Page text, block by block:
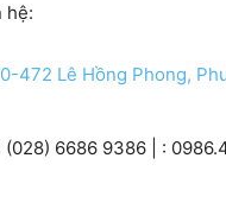
hệ:
472 Lê Hồng Phong,
(028) 6686 9386 | :